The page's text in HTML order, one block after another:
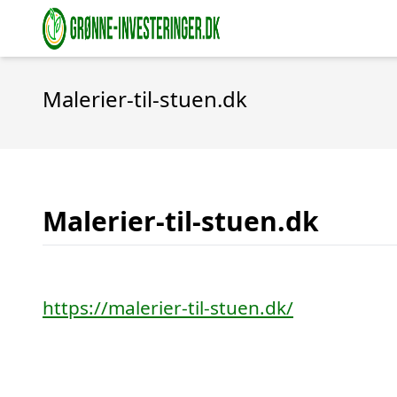
Malerier-til-stuen.dk
Malerier-til-stuen.dk
https://malerier-til-stuen.dk/